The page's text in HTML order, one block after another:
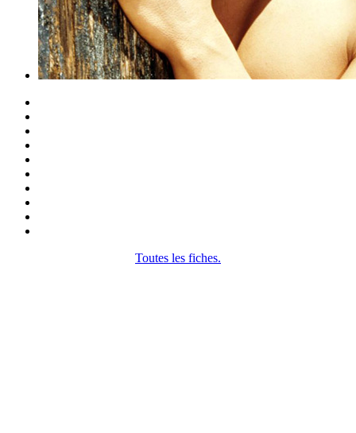
Toutes les fiches.